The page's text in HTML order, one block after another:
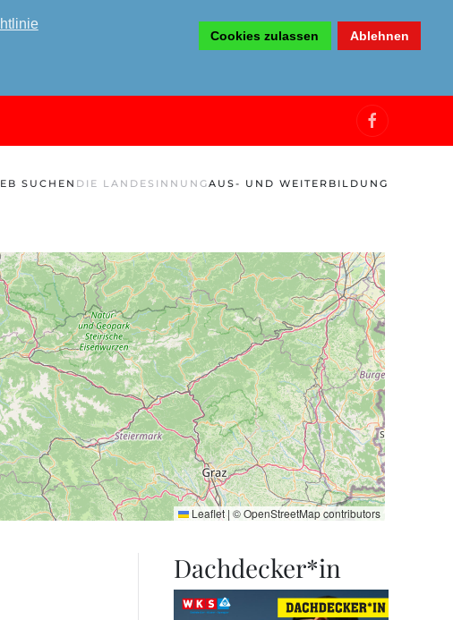
Cookies zulassen Ablehnen
SUCHEN DIE LANDESINNUNGAUS- UND WEITERBILDUNG
Leaflet | ©OpenStreetMapcontributors
Dachdecker*in